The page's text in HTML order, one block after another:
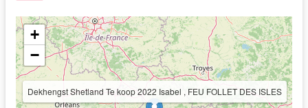
Dekhengst Shetland Te koop 2022 Isabel , FEU FOLLET DES ISLES
+
−